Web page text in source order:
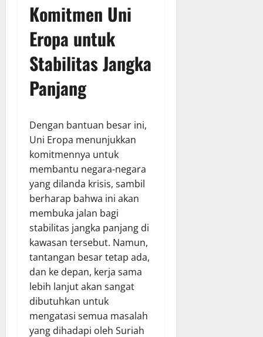
Komitmen Uni
Eropa untuk
Stabilitas Jangka
Panjang
Dengan bantuan besar ini,
Uni Eropa menunjukkan
komitmennya untuk
membantu negara-negara
yang dilanda krisis, sambil
berharap bahwa ini akan
membuka jalan bagi
stabilitas jangka panjang di
kawasan tersebut. Namun,
tantangan besar tetap ada,
dan ke depan, kerja sama
lebih lanjut akan sangat
dibutuhkan untuk
mengatasi semua masalah
yang dihadapi oleh Suriah